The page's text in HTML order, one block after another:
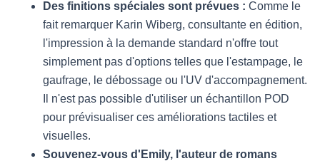
Des finitions spéciales sont prévues : Comme le
fait remarquer Karin Wiberg, consultante en édition,
l'impression à la demande standard n'offre tout
simplement pas d'options telles que l'estampage, le
gaufrage, le débossage ou l'UV d'accompagnement.
Il n'est pas possible d'utiliser un échantillon POD
pour prévisualiser ces améliorations tactiles et
visuelles.
Souvenez-vous d'Emily, l'auteur de romans